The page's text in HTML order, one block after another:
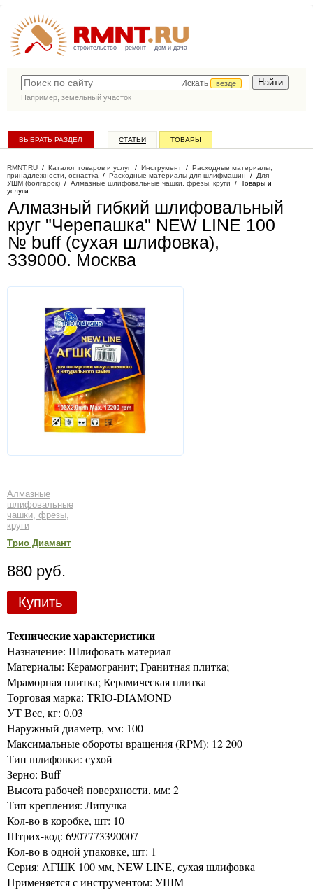
строительство ремонт дом и дача
Искать
везде
Например, земельный участок
ВЫБРАТЬ РАЗДЕЛ СТАТЬИ ТОВАРЫ
RMNT.RU / Каталог товаров и услуг / Инструмент / Расходные материалы,
принадлежности, оснастка / Расходные материалы для шлифмашин / Для
УШМ (болгарок) / Алмазные шлифовальные чашки, фрезы, круги / Товары и
услуги
Алмазный гибкий шлифовальный
круг "Черепашка" NEW LINE 100
№ buff (сухая шлифовка),
339000. Москва
Алмазные
шлифовальные
чашки, фрезы,
круги
Трио Диамант
880 руб.
Купить
Технические характеристики
Назначение: Шлифовать материал
Материалы: Керамогранит; Гранитная плитка;
Мраморная плитка; Керамическая плитка
Торговая марка: TRIO-DIAMOND
УТ Вес, кг: 0,03
Наружный диаметр, мм: 100
Максимальные обороты вращения (RPM): 12 200
Тип шлифовки: сухой
Зерно: Buff
Высота рабочей поверхности, мм: 2
Тип крепления: Липучка
Кол-во в коробке, шт: 10
Штрих-код: 6907773390007
Кол-во в одной упаковке, шт: 1
Серия: АГШК 100 мм, NEW LINE, сухая шлифовка
Применяется с инструментом: УШМ